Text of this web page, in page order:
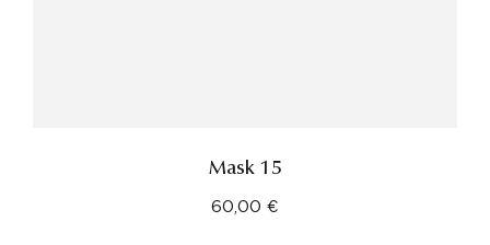
Mask 15
60,00 €